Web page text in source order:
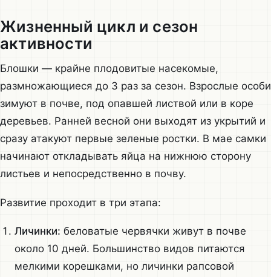
Жизненный цикл и сезон
активности
Блошки — крайне плодовитые насекомые,
размножающиеся до 3 раз за сезон. Взрослые особи
зимуют в почве, под опавшей листвой или в коре
деревьев. Ранней весной они выходят из укрытий и
сразу атакуют первые зеленые ростки. В мае самки
начинают откладывать яйца на нижнюю сторону
листьев и непосредственно в почву.
Развитие проходит в три этапа:
Личинки: беловатые червячки живут в почве
около 10 дней. Большинство видов питаются
мелкими корешками, но личинки рапсовой